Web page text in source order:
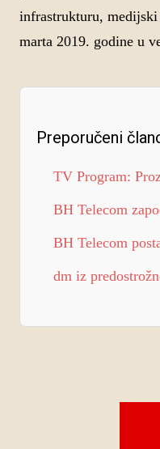
infrastrukturu,
marta 2019. godine u
Preporučeni
TV Program:
BH Telecom
BH Telecom
dm iz